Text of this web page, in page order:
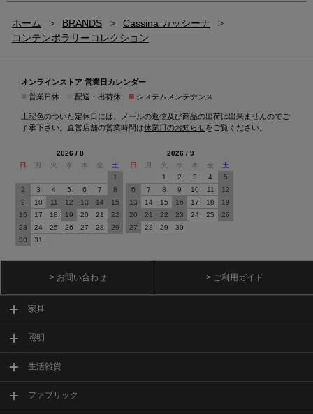
ホーム > BRANDS > Cassina カッシーナ
>
コンテンポラリーコレクション
オンラインストア 営業日カレンダー
営業日休 配送・出荷休 ■ システムメンテナンス
上記色のついた定休日には、メールの返信及び商品の出荷は出来ませんのでご
了承下さい。直営店舗の営業時間は休業日のお知らせをご覧ください。
2026 / 8
日
月 火 水 木 金
土
1
2
3 4 5 6 7
8
9
10 11 12 13 14
15
16
17 18 19 20 21
22
23
24 25 26 27 28
29
30
31
2026 / 9
日
月 火 水 木 金
土
1
2 3 4
5
6
7 8 9 10 11
12
13
14 15 16 17 18
19
20
21 22 23 24 25
26
27
28 29 30
> お問い合わせ > ご利用ガイド
家具
照明
生活雑貨
ファブリック